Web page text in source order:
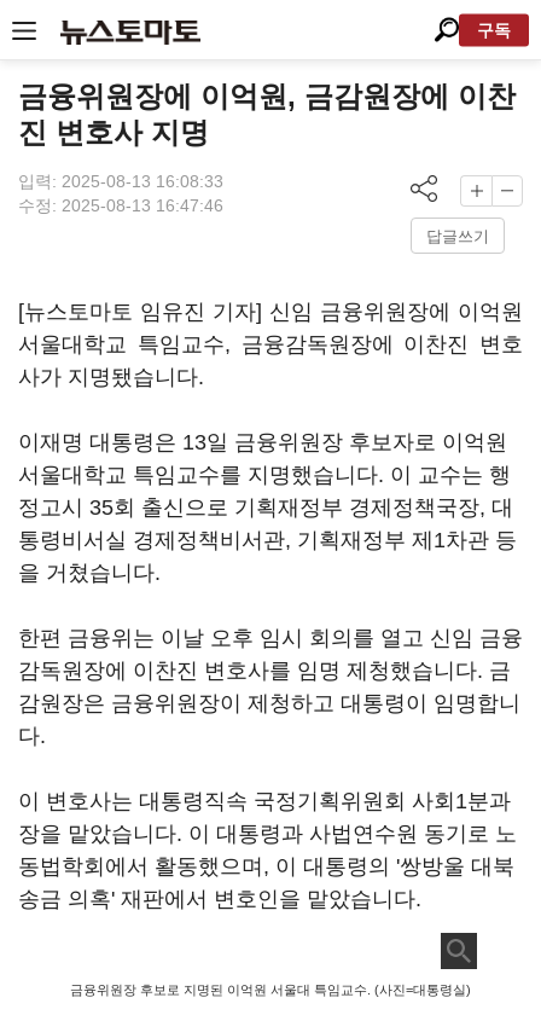
구독
금융위원장에 이억원, 금감원장에 이찬
진 변호사 지명
입력: 2025-08-13 16:08:33
수정: 2025-08-13 16:47:46
답글쓰기
[뉴스토마토 임유진 기자] 신임 금융위원장에 이억원
서울대학교 특임교수, 금융감독원장에 이찬진 변호
사가 지명됐습니다.
이재명 대통령은 13일 금융위원장 후보자로 이억원
서울대학교 특임교수를 지명했습니다. 이 교수는 행
정고시 35회 출신으로 기획재정부 경제정책국장, 대
통령비서실 경제정책비서관, 기획재정부 제1차관 등
을 거쳤습니다.
한편 금융위는 이날 오후 임시 회의를 열고 신임 금융
감독원장에 이찬진 변호사를 임명 제청했습니다. 금
감원장은 금융위원장이 제청하고 대통령이 임명합니
다.
이 변호사는 대통령직속 국정기획위원회 사회1분과
장을 맡았습니다. 이 대통령과 사법연수원 동기로 노
동법학회에서 활동했으며, 이 대통령의 '쌍방울 대북
송금 의혹' 재판에서 변호인을 맡았습니다.
금융위원장 후보로 지명된 이억원 서울대 특임교수. (사진=대통령실)